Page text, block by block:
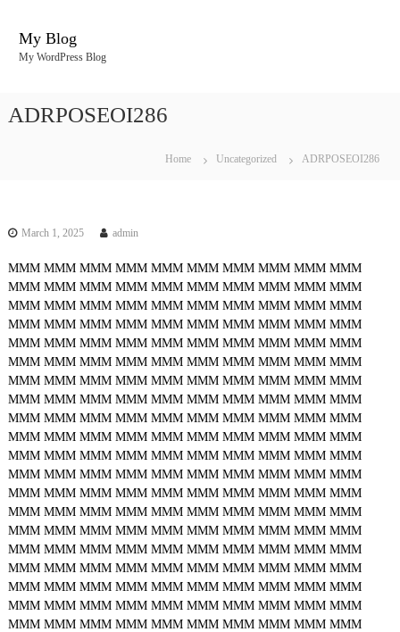
My Blog
My WordPress Blog
ADRPOSEOI286
Home Uncategorized ADRPOSEOI286
March 1, 2025 admin
MMM MMM MMM MMM MMM MMM MMM MMM MMM MMM
MMM MMM MMM MMM MMM MMM MMM MMM MMM MMM
MMM MMM MMM MMM MMM MMM MMM MMM MMM MMM
MMM MMM MMM MMM MMM MMM MMM MMM MMM MMM
MMM MMM MMM MMM MMM MMM MMM MMM MMM MMM
MMM MMM MMM MMM MMM MMM MMM MMM MMM MMM
MMM MMM MMM MMM MMM MMM MMM MMM MMM MMM
MMM MMM MMM MMM MMM MMM MMM MMM MMM MMM
MMM MMM MMM MMM MMM MMM MMM MMM MMM MMM
MMM MMM MMM MMM MMM MMM MMM MMM MMM MMM
MMM MMM MMM MMM MMM MMM MMM MMM MMM MMM
MMM MMM MMM MMM MMM MMM MMM MMM MMM MMM
MMM MMM MMM MMM MMM MMM MMM MMM MMM MMM
MMM MMM MMM MMM MMM MMM MMM MMM MMM MMM
MMM MMM MMM MMM MMM MMM MMM MMM MMM MMM
MMM MMM MMM MMM MMM MMM MMM MMM MMM MMM
MMM MMM MMM MMM MMM MMM MMM MMM MMM MMM
MMM MMM MMM MMM MMM MMM MMM MMM MMM MMM
MMM MMM MMM MMM MMM MMM MMM MMM MMM MMM
MMM MMM MMM MMM MMM MMM MMM MMM MMM MMM